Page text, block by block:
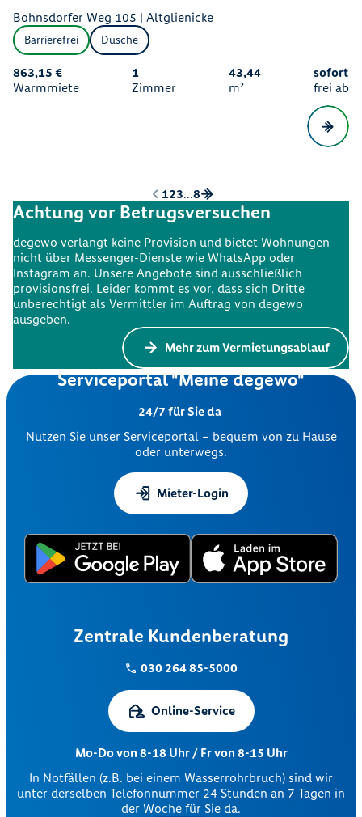
Bohnsdorfer Weg 105 | Altglienicke
Barrierefrei Dusche
863,15 €
Warmmiete
1
Zimmer
43,44
m²
sofort
frei ab
123...8
Achtung vor Betrugsversuchen
degewo verlangt keine Provision und bietet Wohnungen
nicht über Messenger-Dienste wie WhatsApp oder
Instagram an. Unsere Angebote sind ausschließlich
provisionsfrei. Leider kommt es vor, dass sich Dritte
unberechtigt als Vermittler im Auftrag von degewo
ausgeben.
Mehr zum Vermietungsablauf
Serviceportal "Meine degewo"
24/7 für Sie da
Nutzen Sie unser Serviceportal – bequem von zu Hause
oder unterwegs.
Mieter-Login
Zentrale Kundenberatung
030 264 85-5000
Online-Service
Mo-Do von 8-18 Uhr / Fr von 8-15 Uhr
In Notfällen (z.B. bei einem Wasserrohrbruch) sind wir
unter derselben Telefonnummer 24 Stunden an 7 Tagen in
der Woche für Sie da.